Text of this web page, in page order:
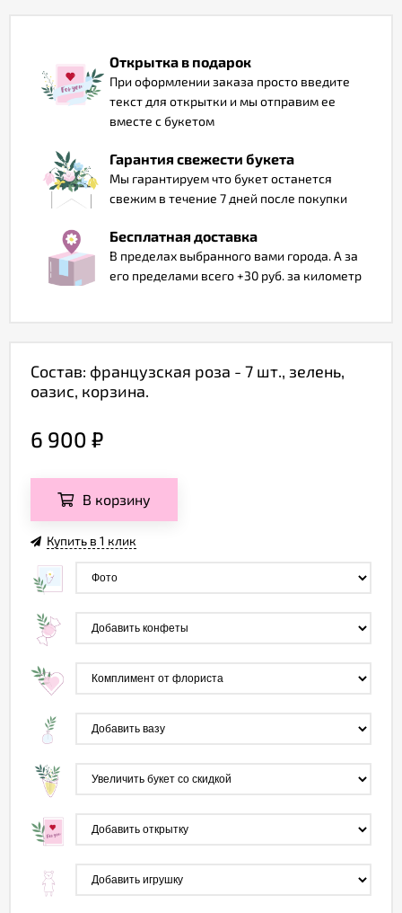
Открытка в подарок
При оформлении заказа просто введите
текст для открытки и мы отправим ее
вместе с букетом
Гарантия свежести букета
Мы гарантируем что букет останется
свежим в течение 7 дней после покупки
Бесплатная доставка
В пределах выбранного вами города. А за
его пределами всего +30 руб. за километр
Состав: французская роза - 7 шт., зелень,
оазис, корзина.
6 900 ₽
В корзину
Купить в 1 клик